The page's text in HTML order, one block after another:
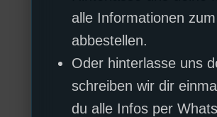
alle Informationen
abbestellen.
Oder hinterlasse uns
schreiben wir dir
du alle Infos per